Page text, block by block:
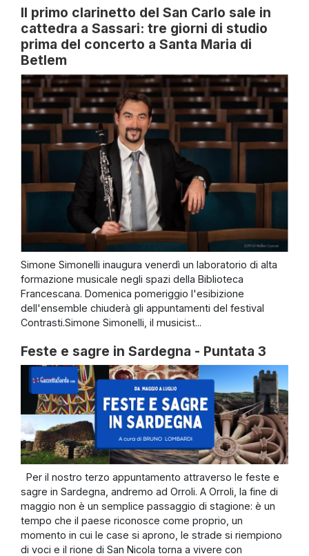
Il primo clarinetto del San Carlo sale in
cattedra a Sassari: tre giorni di studio
prima del concerto a Santa Maria di
Betlem
Simone Simonelli inaugura venerdì un laboratorio di alta
formazione musicale negli spazi della Biblioteca
Francescana. Domenica pomeriggio l'esibizione
dell'ensemble chiuderà gli appuntamenti del festival
Contrasti.Simone Simonelli, il musicist...
Feste e sagre in Sardegna - Puntata 3
Per il nostro terzo appuntamento attraverso le feste e
sagre in Sardegna, andremo ad Orroli. A Orroli, la fine di
maggio non è un semplice passaggio di stagione: è un
tempo che il paese riconosce come proprio, un
momento in cui le case si aprono, le strade si riempiono
di voci e il rione di San Nicola torna a vivere con